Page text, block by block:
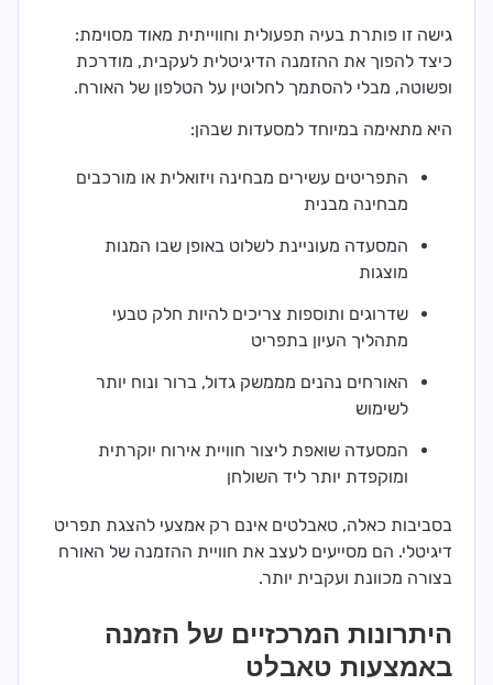
גישה זו פותרת בעיה תפעולית וחווייתית מאוד מסוימת:
כיצד להפוך את ההזמנה הדיגיטלית לעקבית, מודרכת
ופשוטה, מבלי להסתמך לחלוטין על הטלפון של האורח.
היא מתאימה במיוחד למסעדות שבהן:
התפריטים עשירים מבחינה ויזואלית או מורכבים
מבחינה מבנית
המסעדה מעוניינת לשלוט באופן שבו המנות
מוצגות
שדרוגים ותוספות צריכים להיות חלק טבעי
מתהליך העיון בתפריט
האורחים נהנים מממשק גדול, ברור ונוח יותר
לשימוש
המסעדה שואפת ליצור חוויית אירוח יוקרתית
ומוקפדת יותר ליד השולחן
בסביבות כאלה, טאבלטים אינם רק אמצעי להצגת תפריט
דיגיטלי. הם מסייעים לעצב את חוויית ההזמנה של האורח
בצורה מכוונת ועקבית יותר.
היתרונות המרכזיים של הזמנה
באמצעות טאבלט